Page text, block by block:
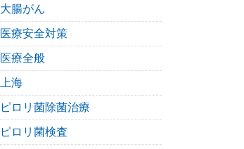
大腸がん
医療安全対策
医療全般
上海
ピロリ菌除菌治療
ピロリ菌検査